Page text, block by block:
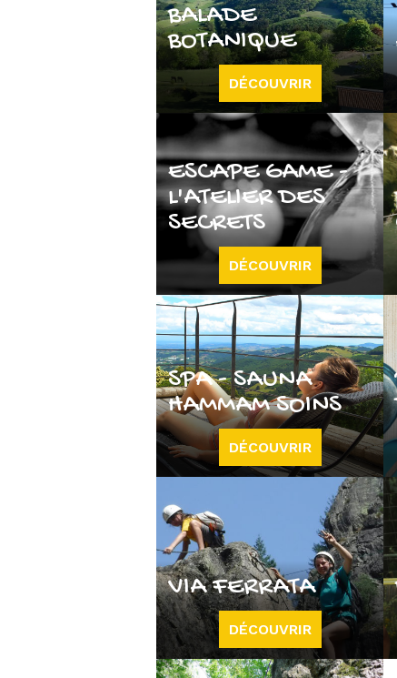
BALADE
BOTANIQUE
DÉCOUVRIR
ESCAPE GAME -
L'ATELIER DES
SECRETS
DÉCOUVRIR
SPA - SAUNA
HAMMAM SOINS
DÉCOUVRIR
VIA FERRATA
DÉCOUVRIR